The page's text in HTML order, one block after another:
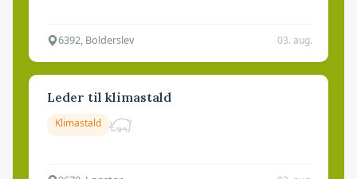
6392, Bolderslev 03. aug.
Leder til klimastald
Klimastald